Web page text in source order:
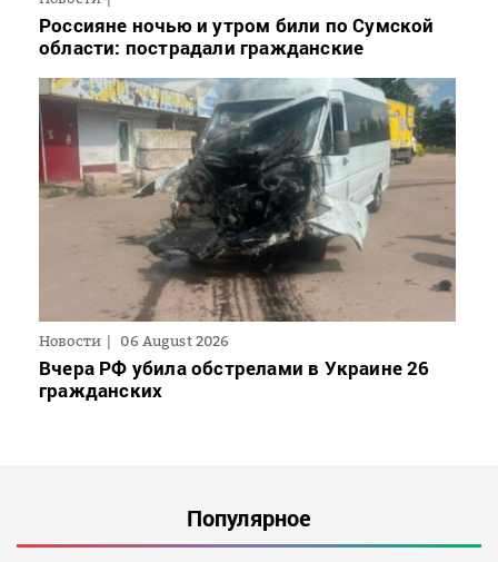
Россияне ночью и утром били по Сумской
области: пострадали гражданские
Новости 06 August 2026
Вчера РФ убила обстрелами в Украине 26
гражданских
Популярное